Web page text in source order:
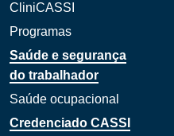
CliniCASSI
Programas
Saúde e segurança
do trabalhador
Saúde ocupacional
Credenciado CASSI